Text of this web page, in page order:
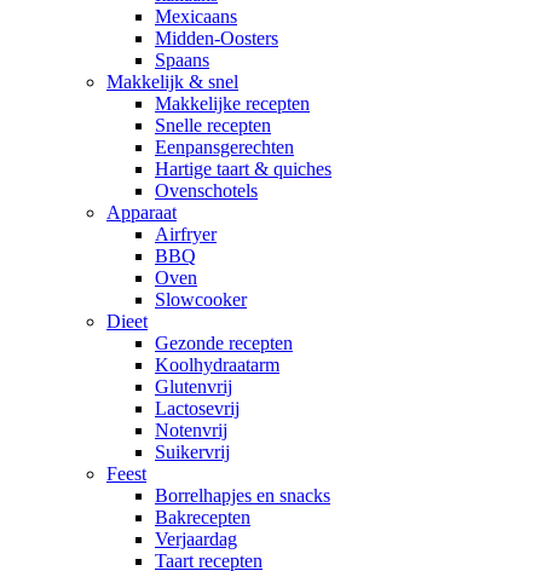
Mexicaans
Midden-Oosters
Spaans
Makkelijk & snel
Makkelijke recepten
Snelle recepten
Eenpansgerechten
Hartige taart & quiches
Ovenschotels
Apparaat
Airfryer
BBQ
Oven
Slowcooker
Dieet
Gezonde recepten
Koolhydraatarm
Glutenvrij
Lactosevrij
Notenvrij
Suikervrij
Feest
Borrelhapjes en snacks
Bakrecepten
Verjaardag
Taart recepten